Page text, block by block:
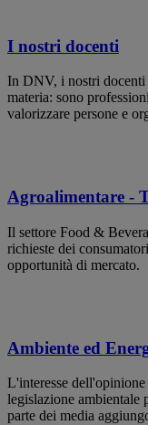
I nostri docenti
In DNV, i nostri docenti
materia: sono
valorizzare persone e
Agroalimentare -
Il settore Food &
richieste dei
opportunità di mercato.
Ambiente ed
L'interesse
legislazione ambientale
parte dei media